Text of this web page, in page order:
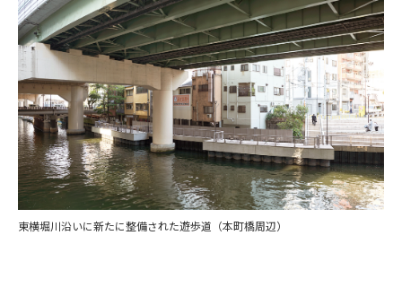
東横堀川沿いに新たに整備された遊歩道（本町橋周辺）